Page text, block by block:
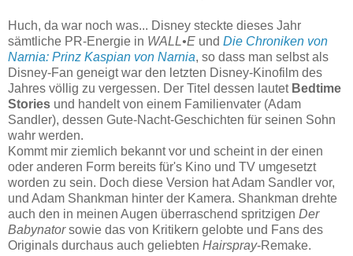
Huch, da war noch was... Disney steckte dieses Jahr
sämtliche PR-Energie in WALL•E und Die Chroniken von
Narnia: Prinz Kaspian von Narnia, so dass man selbst als
Disney-Fan geneigt war den letzten Disney-Kinofilm des
Jahres völlig zu vergessen. Der Titel dessen lautet Bedtime
Stories und handelt von einem Familienvater (Adam
Sandler), dessen Gute-Nacht-Geschichten für seinen Sohn
wahr werden.
Kommt mir ziemlich bekannt vor und scheint in der einen
oder anderen Form bereits für's Kino und TV umgesetzt
worden zu sein. Doch diese Version hat Adam Sandler vor,
und Adam Shankman hinter der Kamera. Shankman drehte
auch den in meinen Augen überraschend spritzigen Der
Babynatorsowie das von Kritikern gelobte und Fans des
Originals durchaus auch geliebten Hairspray-Remake.